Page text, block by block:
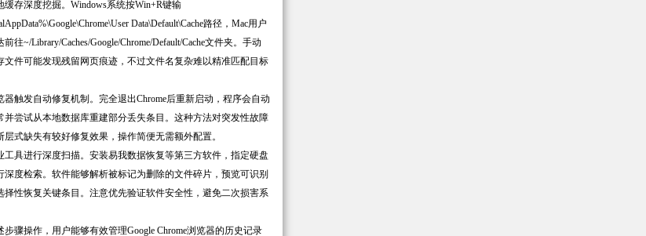
缓存深度挖掘。Windows系统按Win+R键输
Data\Default\Cache路径，Mac用户
往~/Library/Caches/Google/Chrome/Default/Cache文件夹。手动
文件可能发现残留网页痕迹，不过文件名复杂难以精准匹配目标
器触发自动修复机制。完全退出Chrome后重新启动，程序会自动
并尝试从本地数据库重建部分丢失条目。这种方法对突发性故障
层式缺失有较好修复效果，操作简便无需额外配置。
工具进行深度扫描。安装易我数据恢复等第三方软件，指定硬盘
深度检索。软件能够解析被标记为删除的文件碎片，预览可识别
择性恢复关键条目。注意优先验证软件安全性，避免二次损害系
步骤操作，用户能够有效管理Google Chrome浏览器的历史记录